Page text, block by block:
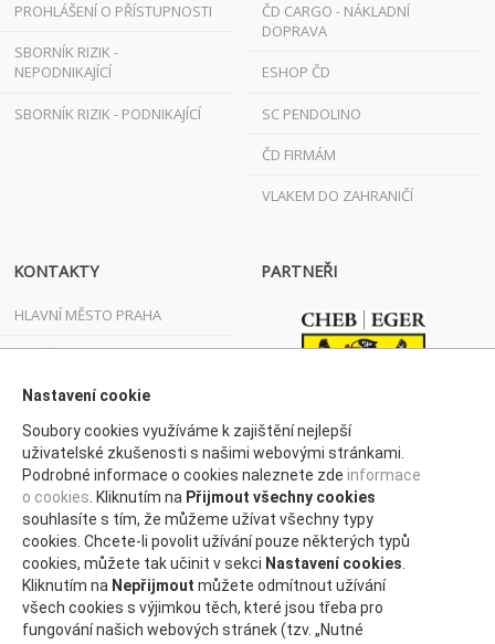
PROHLÁŠENÍ O PŘÍSTUPNOSTI
SBORNÍK RIZIK -
NEPODNIKAJÍCÍ
SBORNÍK RIZIK - PODNIKAJÍCÍ
ČD CARGO - NÁKLADNÍ
DOPRAVA
ESHOP ČD
SC PENDOLINO
ČD FIRMÁM
VLAKEM DO ZAHRANIČÍ
KONTAKTY
HLAVNÍ MĚSTO PRAHA
JIHOČESKÝ KRAJ
JIHOMORAVSKÝ KRAJ
KARLOVARSKÝ KRAJ
KRAJ VYSOČINA
KRÁLOVÉHRADECKÝ KRAJ
LIBERECKÝ KRAJ
MORAVSKOSLEZSKÝ KRAJ
PARTNEŘI
Nastavení cookie
Soubory cookies využíváme k zajištění nejlepší
uživatelské zkušenosti s našimi webovými stránkami.
Podrobné informace o cookies naleznete zde informace
o cookies . Kliknutím na Přijmout všechny cookies
souhlasíte s tím, že můžeme užívat všechny typy
cookies. Chcete-li povolit užívání pouze některých typů
cookies, můžete tak učinit v sekci Nastavení cookies
Kliknutím na Nepřijmout můžete odmítnout užívání
všech cookies s výjimkou těch, které jsou třeba pro
fungování našich webových stránek (tzv. „Nutné